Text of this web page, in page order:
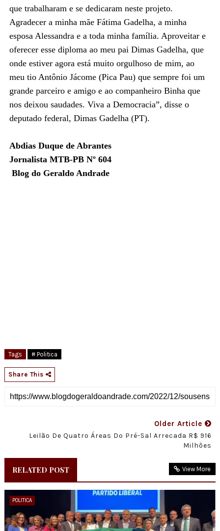
que trabalharam e se dedicaram neste projeto.
Agradecer a minha mãe Fátima Gadelha, a minha
esposa Alessandra e a toda minha família. Aproveitar e
oferecer esse diploma ao meu pai Dimas Gadelha, que
onde estiver agora está muito orgulhoso de mim, ao
meu tio Antônio Jácome (Pica Pau) que sempre foi um
grande parceiro e amigo e ao companheiro Binha que
nos deixou saudades. Viva a Democracia”, disse o
deputado federal, Dimas Gadelha (PT).
Abdias Duque de Abrantes
Jornalista MTB-PB Nº 604
Blog do Geraldo Andrade
Tags # Politica
Share This
Older Article
Leilão De Quatro Áreas Do Pré-Sal Arrecada R$ 916
Milhões
RELATED POST View More
POLITICA